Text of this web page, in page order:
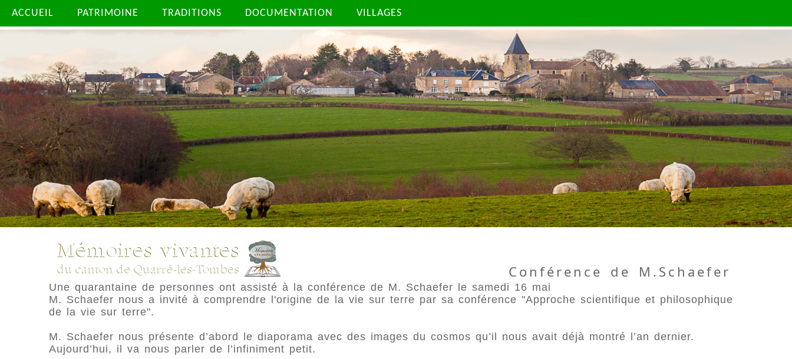
ACCUEIL PATRIMOINE TRADITIONS DOCUMENTATION VILLAGES
Conférence de M.Schaefer
Une quarantaine de personnes ont assisté à la conférence de M. Schaefer le samedi 16 mai
M. Schaefer nous a invité à comprendre l'origine de la vie sur terre par sa conférence "Approche scientifique et philosophique
de la vie sur terre".
M. Schaefer nous présente d’abord le diaporama avec des images du cosmos qu’il nous avait déjà montré l’an dernier.
Aujourd’hui, il va nous parler de l’infiniment petit.